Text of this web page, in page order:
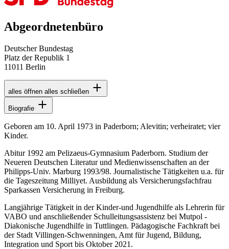
Abgeordnetenbüro
Deutscher Bundestag
Platz der Republik 1
11011 Berlin
alles öffnen alles schließen
Biografie
Geboren am 10. April 1973 in Paderborn; Alevitin; verheiratet; vier
Kinder.
Abitur 1992 am Pelizaeus-Gymnasium Paderborn. Studium der
Neueren Deutschen Literatur und Medienwissenschaften an der
Philipps-Univ. Marburg 1993/98. Journalistische Tätigkeiten u.a. für
die Tageszeitung Milliyet. Ausbildung als Versicherungsfachfrau
Sparkassen Versicherung in Freiburg.
Langjährige Tätigkeit in der Kinder-und Jugendhilfe als Lehrerin für
VABO und anschließender Schulleitungsassistenz bei Mutpol -
Diakonische Jugendhilfe in Tuttlingen. Pädagogische Fachkraft bei
der Stadt Villingen-Schwenningen, Amt für Jugend, Bildung,
Integration und Sport bis Oktober 2021.